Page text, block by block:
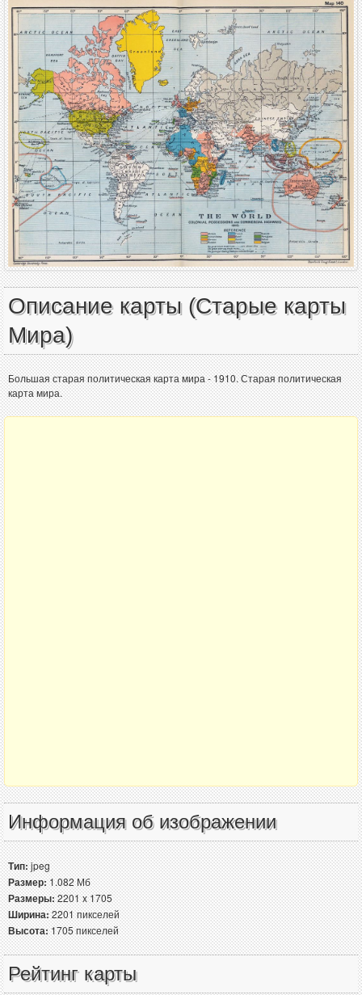
Описание карты (Старые карты
Мира)
Большая старая политическая карта мира - 1910. Старая политическая
карта мира.
Информация об изображении
Тип:jpeg
Размер:1.082 Мб
Размеры:2201 x 1705
Ширина:2201 пикселей
Высота:1705 пикселей
Рейтинг карты